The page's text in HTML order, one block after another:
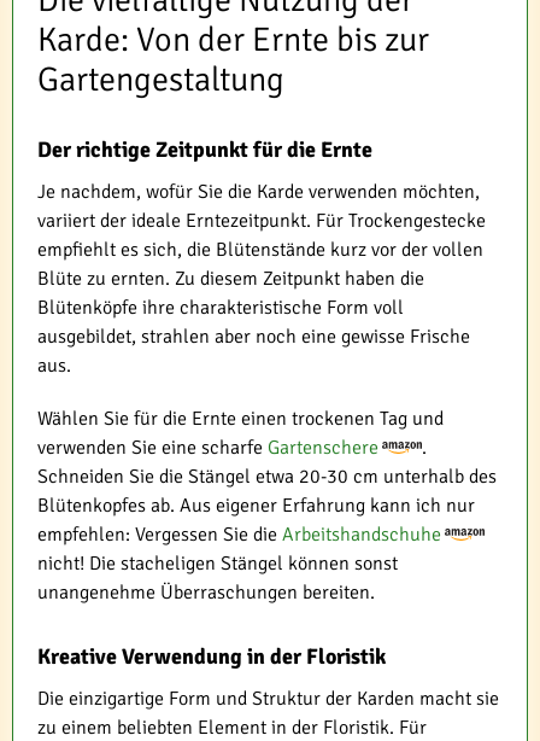
Karde: Von der Ernte bis zur
Gartengestaltung
Der richtige Zeitpunkt für die Ernte
Je nachdem, wofür Sie die Karde verwenden möchten,
variiert der ideale Erntezeitpunkt. Für Trockengestecke
empfiehlt es sich, die Blütenstände kurz vor der vollen
Blüte zu ernten. Zu diesem Zeitpunkt haben die
Blütenköpfe ihre charakteristische Form voll
ausgebildet, strahlen aber noch eine gewisse Frische
aus.
Wählen Sie für die Ernte einen trockenen Tag und
verwenden Sie eine scharfe Gartenschere
.
Schneiden Sie die Stängel etwa 20-30 cm unterhalb des
Blütenkopfes ab. Aus eigener Erfahrung kann ich nur
empfehlen: Vergessen Sie die Arbeitshandschuhe
nicht! Die stacheligen Stängel können sonst
unangenehme Überraschungen bereiten.
Kreative Verwendung in der Floristik
Die einzigartige Form und Struktur der Karden macht sie
zu einem beliebten Element in der Floristik. Für